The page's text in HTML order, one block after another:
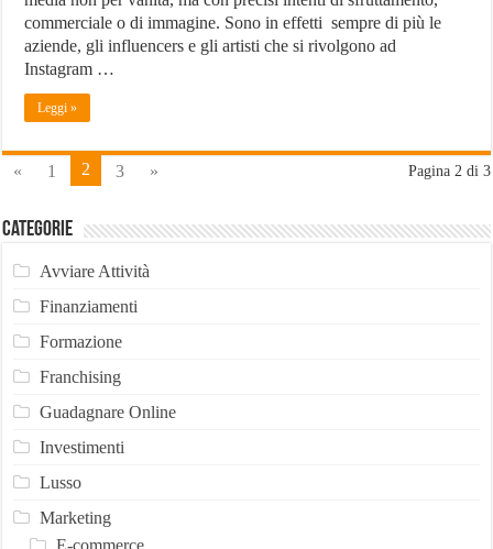
commerciale o di immagine. Sono in effetti sempre di più le
aziende, gli influencers e gli artisti che si rivolgono ad
Instagram …
Leggi »
Pagina 2 di 3
« 1 2 3 »
Categorie
Avviare Attività
Finanziamenti
Formazione
Franchising
Guadagnare Online
Investimenti
Lusso
Marketing